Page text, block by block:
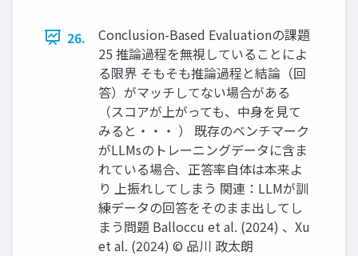
26.
Conclusion-Based Evaluationの課題
25 推論過程を無視していることによ
る限界 そもそも推論過程と結論（回
答）がマッチしてない場合がある
（スコアが上がっても、中身を見て
みると・・・ ） 既存のベンチマーク
がLLMsのトレーニングデータに含ま
れている場合、正答率自体は本来よ
り 上振れしてしまう 関連：LLMが訓
練データの回答をそのまま出してし
まう問題 Balloccu et al. (2024) 、Xu
et al. (2024) © 品川 政太朗